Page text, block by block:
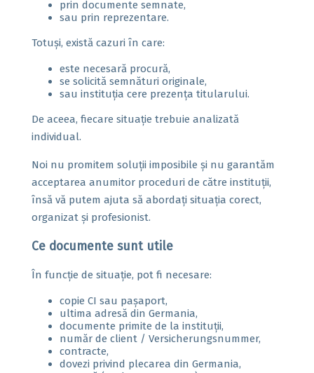
prin documente semnate,
sau prin reprezentare.
Totuși, există cazuri în care:
este necesară procură,
se solicită semnături originale,
sau instituția cere prezența titularului.
De aceea, fiecare situație trebuie analizată
individual.
Noi nu promitem soluții imposibile și nu garantăm
acceptarea anumitor proceduri de către instituții,
însă vă putem ajuta să abordați situația corect,
organizat și profesionist.
Ce documente sunt utile
În funcție de situație, pot fi necesare:
copie CI sau pașaport,
ultima adresă din Germania,
documente primite de la instituții,
număr de client / Versicherungsnummer,
contracte,
dovezi privind plecarea din Germania,